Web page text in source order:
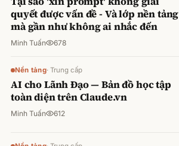
quyết được vấn đề - Và lớp nền tảng
mà gần như không ai nhắc đến
Minh Tuấn 678
Nền tảng· Trung cấp
AI cho Lãnh Đạo — Bản đồ học tập
toàn diện trên Claude.vn
Minh Tuấn 612